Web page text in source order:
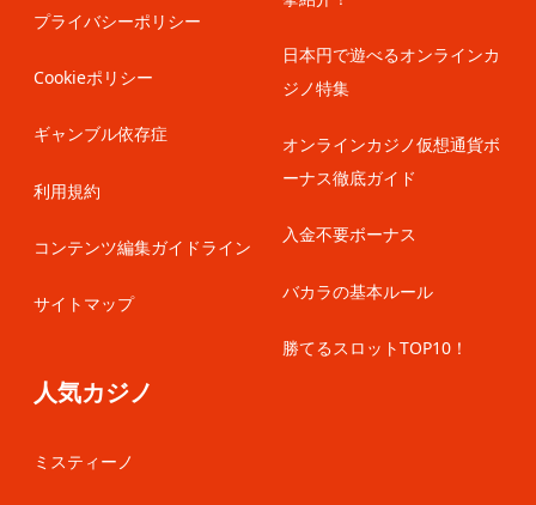
プライバシーポリシー
Cookieポリシー
ギャンブル依存症
利用規約
コンテンツ編集ガイドライン
サイトマップ
日本円で遊べるオンラインカ
ジノ特集
オンラインカジノ仮想通貨ボ
ーナス徹底ガイド
入金不要ボーナス
バカラの基本ルール
勝てるスロットTOP10！
人気カジノ
ミスティーノ